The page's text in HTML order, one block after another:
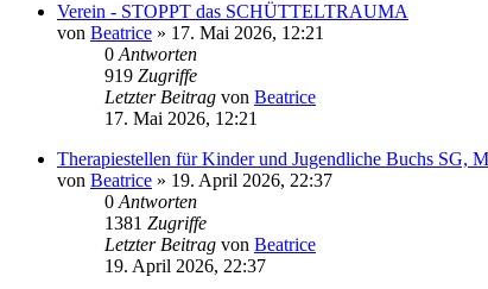
Verein - STOPPT das SCHÜTTELTRAUMA
von Beatrice » 17. Mai 2026, 12:21
0 Antworten
919 Zugriffe
Letzter Beitrag von Beatrice
17. Mai 2026, 12:21
Therapiestellen für Kinder und Jugendliche Buchs SG,
von Beatrice » 19. April 2026, 22:37
0 Antworten
1381 Zugriffe
Letzter Beitrag von Beatrice
19. April 2026, 22:37